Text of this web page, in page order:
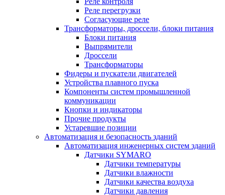
Реле перегрузки
Согласующие реле
Трансформаторы, дроссели, блоки питания
Блоки питания
Выпрямители
Дроссели
Трансформаторы
Фидеры и пускатели двигателей
Устройства плавного пуска
Компоненты систем промышленной
коммуникации
Кнопки и индикаторы
Прочие продукты
Устаревшие позиции
Автоматизация и безопасность зданий
Автоматизация инженерных систем зданий
Датчики SYMARO
Датчики температуры
Датчики влажности
Датчики качества воздуха
Датчики давления